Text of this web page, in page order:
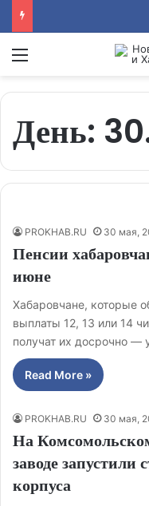
Menu
День:
PROKHAB.RU 30 мая,
Пенсии
июне
Хабаровчане, которые
выплаты 12, 13 или 14
получат их досрочно —
Read More »
PROKHAB.RU 30 мая,
На
заводе запустили
корпуса